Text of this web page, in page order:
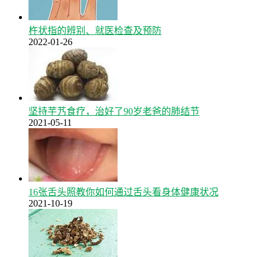
杵状指的辨别、就医检查及预防
2022-01-26
坚持芋艿食疗，治好了90岁老爸的肺结节
2021-05-11
16张舌头照教你如何通过舌头看身体健康状况
2021-10-19